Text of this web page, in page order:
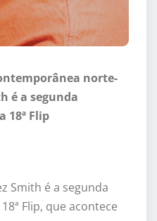
norte-
é a segunda
18ª Flip
Smith é a segunda
Flip, que acontece